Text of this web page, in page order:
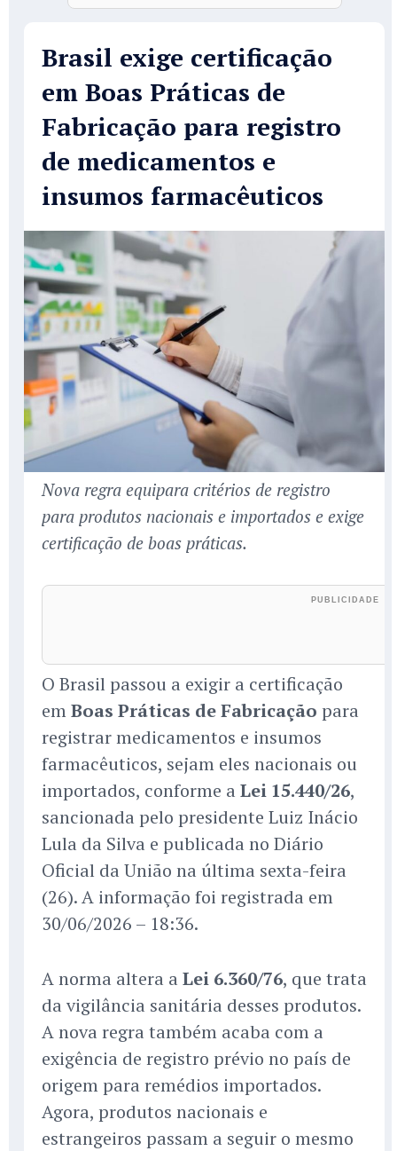
Brasil exige certificação
em Boas Práticas de
Fabricação para registro
de medicamentos e
insumos farmacêuticos
Nova regra equipara critérios de registro
para produtos nacionais e importados e exige
certificação de boas práticas.
O Brasil passou a exigir a certificação
emBoas Práticas de Fabricação para
registrar medicamentos e insumos
farmacêuticos, sejam eles nacionais ou
importados, conforme a Lei 15.440/26,
sancionada pelo presidente Luiz Inácio
Lula da Silva e publicada no Diário
Oficial da União na última sexta-feira
(26). A informação foi registrada em
30/06/2026 – 18:36.
A norma altera a Lei 6.360/76, que trata
da vigilância sanitária desses produtos.
A nova regra também acaba com a
exigência de registro prévio no país de
origem para remédios importados.
Agora, produtos nacionais e
estrangeiros passam a seguir o mesmo